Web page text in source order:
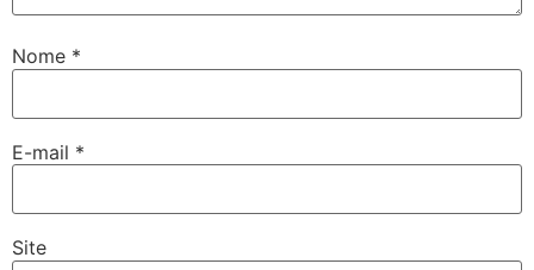
Nome *
E-mail *
Site